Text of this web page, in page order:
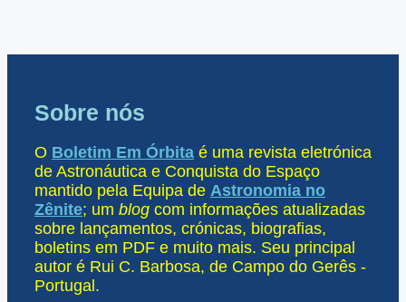
Sobre nós
O Boletim Em Órbita é uma revista eletrónica
de Astronáutica e Conquista do Espaço
mantido pela Equipa de Astronomia no
Zênite; um blog com informações atualizadas
sobre lançamentos, crónicas, biografias,
boletins em PDF e muito mais. Seu principal
autor é Rui C. Barbosa, de Campo do Gerês -
Portugal.